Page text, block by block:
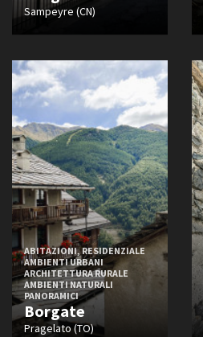
Sampeyre (CN)
ABITAZIONI, RESIDENZIALE
AMBIENTI URBANI
ARCHITETTURA RURALE
AMBIENTI NATURALI
PANORAMICI
Borgate
Pragelato (TO)